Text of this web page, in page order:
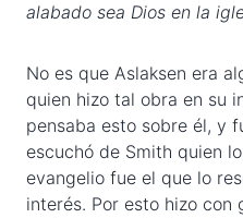
alabado sea Dios en la
No es que Aslaksen era
quien hizo tal obra en su
pensaba esto sobre él, y
escuchó de Smith quien
evangelio fue el que lo
interés. Por esto hizo con